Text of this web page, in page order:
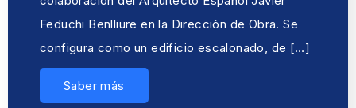
Feduchi Benlliure en la Dirección de Obra. Se
configura como un edificio escalonado, de […]
Saber más